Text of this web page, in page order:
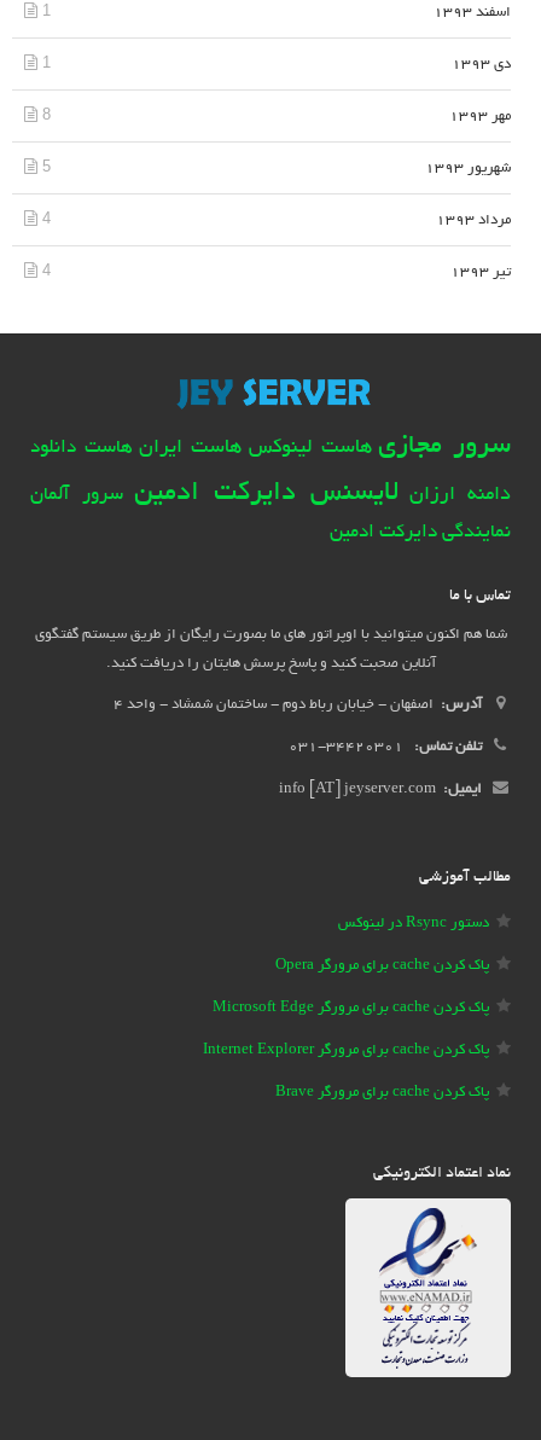
اسفند 1393 1
دی 1393 1
مهر 1393 8
شهریور 1393 5
مرداد 1393 4
تیر 1393 4
سرور مجازی هاست لینوکس هاست ایران هاست دانلود
دامنه ارزان لایسنس دایرکت ادمین سرور آلمان
نمایندگی دایرکت ادمین
تماس با ما
شما هم اکنون میتوانید با اوپراتور های ما بصورت رایگان از طریق سیستم گفتگوی
آنلاین صحبت کنید و پاسخ پرسش هایتان را دریافت کنید.
آدرس: اصفهان - خیابان رباط دوم - ساختمان شمشاد - واحد 4
تلفن تماس:
ایمیل:
مطالب آموزشی
دستور Rsync در لینوکس
پاک کردن cache برای مرورگر Opera
پاک کردن cache برای مرورگر Microsoft Edge
پاک کردن cache برای مرورگر Internet Explorer
پاک کردن cache برای مرورگر Brave
نماد اعتماد الکترونیکی